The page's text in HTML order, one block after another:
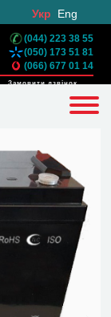
Укр Eng
(044) 223 38 55
(050) 173 51 81
(066) 677 01 14
Замовити дзвінок